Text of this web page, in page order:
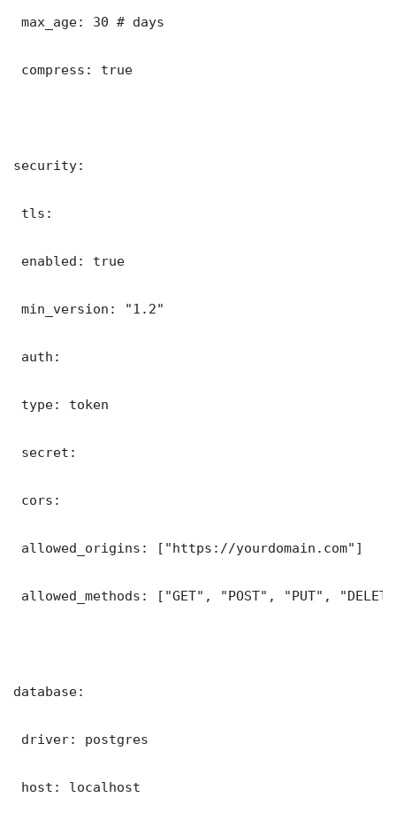
max_age: 30 # days
compress: true
security:
tls:
enabled: true
min_version: "1.2"
auth:
type: token
secret:
cors:
allowed_origins: ["https://yourdomain.com"]
allowed_methods: ["GET", "POST", "PUT",
database:
driver: postgres
host: localhost